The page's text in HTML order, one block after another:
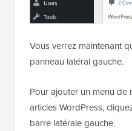
Vous verrez maintenant
panneau latéral gauche.
Pour ajouter un menu
articles WordPress,
barre latérale gauche.